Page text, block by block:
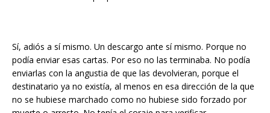
Sí, adiós a sí mismo. Un descargo ante sí mismo. Porque no
podía enviar esas cartas. Por eso no las terminaba. No podía
enviarlas con la angustia de que las devolvieran, porque el
destinatario ya no existía, al menos en esa dirección de la que
no se hubiese marchado como no hubiese sido forzado por